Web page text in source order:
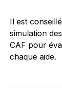
Il est
simulation
CAF pour
chaque aide.